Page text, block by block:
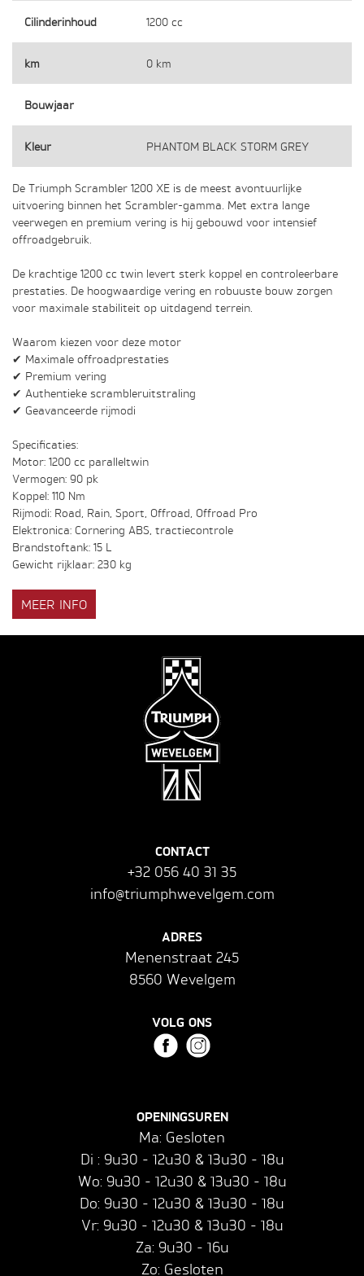
Cilinderinhoud 1200 cc
km 0 km
Bouwjaar
Kleur PHANTOM BLACK STORM GREY
De Triumph Scrambler 1200 XE is de meest avontuurlijke
uitvoering binnen het Scrambler-gamma. Met extra lange
veerwegen en premium vering is hij gebouwd voor intensief
offroadgebruik.
De krachtige 1200 cc twin levert sterk koppel en controleerbare
prestaties. De hoogwaardige vering en robuuste bouw zorgen
voor maximale stabiliteit op uitdagend terrein.
Waarom kiezen voor deze motor
✔ Maximale offroadprestaties
✔ Premium vering
✔ Authentieke scrambleruitstraling
✔ Geavanceerde rijmodi
Specificaties:
Motor: 1200 cc paralleltwin
Vermogen: 90 pk
Koppel: 110 Nm
Rijmodi: Road, Rain, Sport, Offroad, Offroad Pro
Elektronica: Cornering ABS, tractiecontrole
Brandstoftank: 15 L
Gewicht rijklaar: 230 kg
MEER INFO
CONTACT
+32 056 40 31 35
info@triumphwevelgem.com
ADRES
Menenstraat 245
8560 Wevelgem
VOLG ONS
OPENINGSUREN
Ma: Gesloten
Di : 9u30 - 12u30 & 13u30 - 18u
Wo: 9u30 - 12u30 & 13u30 - 18u
Do: 9u30 - 12u30 & 13u30 - 18u
Vr: 9u30 - 12u30 & 13u30 - 18u
Za: 9u30 - 16u
Zo: Gesloten